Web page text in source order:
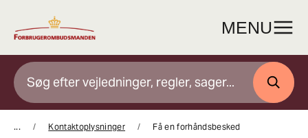
indhold
MENU
SØG
... Kontaktoplysninger Få en forhåndsbesked